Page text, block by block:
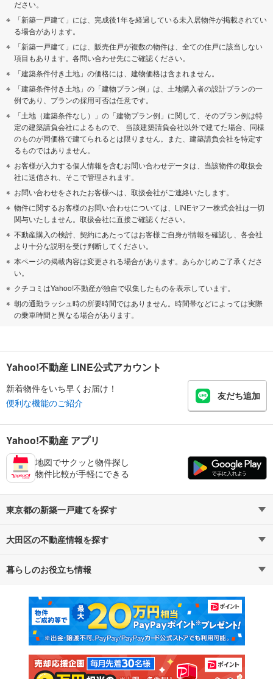
ださい。
「新築一戸建て」には、完成後1年を経過している未入居物件が掲載されてい
る場合があります。
「新築一戸建て」には、販売住戸が複数の物件は、全ての住戸に該当しない
項目もあります。各問い合わせ先にご確認ください。
「建築条件付き土地」の価格には、建物価格は含まれません。
「建築条件付き土地」の「建物プラン例」は、土地購入者の設計プランの一
例であり、プランの採用可否は任意です。
「土地（建築条件なし）」の「建物プラン例」に関して、そのプラン例は特
定の建築請負会社によるもので、 当該建築請負会社以外で建てた場合、同様
のものが同価格で建てられるとは限りません。また、建築請負会社を特定す
るものではありません。
お客様が入力する個人情報を含むお問い合わせデータは、当該物件の取扱会
社に送信され、そこで管理されます。
お問い合わせをされたお客様へは、取扱会社がご連絡いたします。
物件に関するお客様のお問い合わせについては、LINEヤフー株式会社は一切
関与いたしません。取扱会社に直接ご確認ください。
不動産購入の検討、契約にあたってはお客様ご自身が情報を確認し、各会社
より十分な説明を受け判断してください。
本ページの掲載内容は変更される場合があります。あらかじめご了承くださ
い。
クチコミはYahoo!不動産が独自で収集したものを表示しています。
朝の通勤ラッシュ時の所要時間ではありません。時間帯などによっては実際
の乗車時間と異なる場合があります。
Yahoo!不動産 LINE公式アカウント
新着物件をいち早くお届け！
便利な機能のご紹介
友だち追加
Yahoo!不動産 アプリ
地図でサクッと物件探し
物件比較が手軽にできる
東京都の新築一戸建てを探す
路線・駅から探す
通勤・通学時間から探す
大田区の不動産情報を探す
不動産・住宅
新築マンション 中古マンション
新築一戸建て 中古一戸建て
注文住宅 土地
暮らしのお役立ち情報
マンションカタログ 教えて！住まいの先生